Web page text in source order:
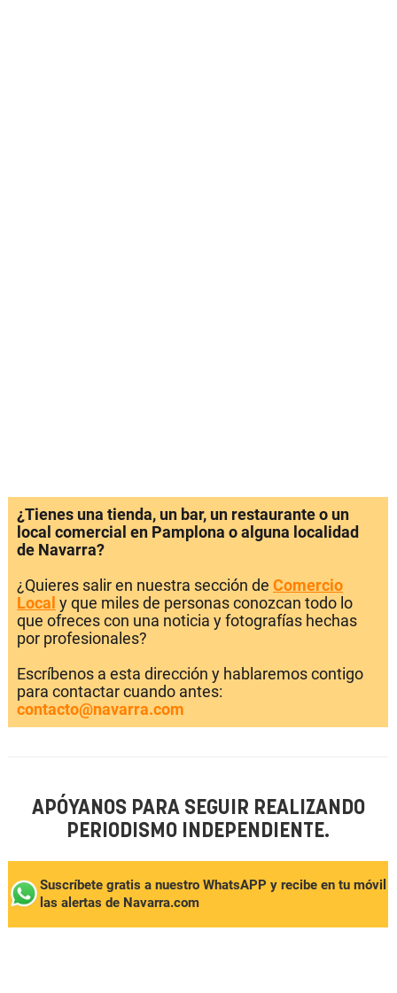
¿Tienes una tienda, un bar, un restaurante o un
local comercial en Pamplona o alguna localidad
de Navarra?
¿Quieres salir en nuestra sección de Comercio
Local y que miles de personas conozcan todo lo
que ofreces con una noticia y fotografías hechas
por profesionales?
Escríbenos a esta dirección y hablaremos contigo
para contactar cuando antes:
contacto@navarra.com
APÓYANOS PARA SEGUIR REALIZANDO
PERIODISMO INDEPENDIENTE.
Suscríbete gratis a nuestro WhatsAPP y recibe en tu móvil
las alertas de Navarra.com